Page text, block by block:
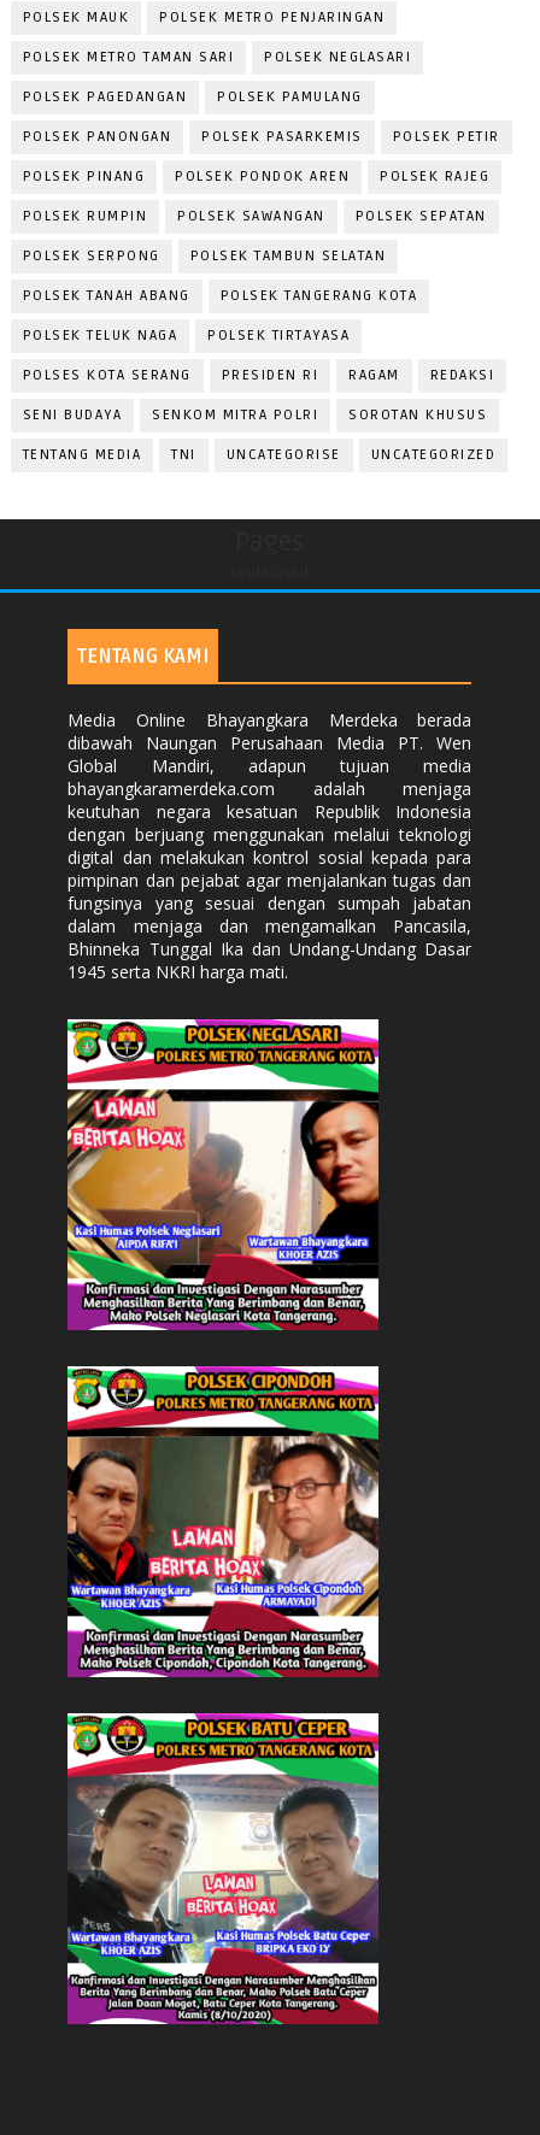
POLSEK MAUK POLSEK METRO PENJARINGAN
POLSEK METRO TAMAN SARI POLSEK NEGLASARI
POLSEK PAGEDANGAN POLSEK PAMULANG
POLSEK PANONGAN POLSEK PASARKEMIS POLSEK PETIR
POLSEK PINANG POLSEK PONDOK AREN POLSEK RAJEG
POLSEK RUMPIN POLSEK SAWANGAN POLSEK SEPATAN
POLSEK SERPONG POLSEK TAMBUN SELATAN
POLSEK TANAH ABANG POLSEK TANGERANG KOTA
POLSEK TELUK NAGA POLSEK TIRTAYASA
POLSES KOTA SERANG PRESIDEN RI RAGAM REDAKSI
SENI BUDAYA SENKOM MITRA POLRI SOROTAN KHUSUS
TENTANG MEDIA TNI UNCATEGORISE UNCATEGORIZED
TENTANG KAMI
Media Online Bhayangkara Merdeka berada
dibawah Naungan Perusahaan Media PT. Wen
Global Mandiri, adapun tujuan media
bhayangkaramerdeka.com adalah menjaga
keutuhan negara kesatuan Republik Indonesia
dengan berjuang menggunakan melalui teknologi
digital dan melakukan kontrol sosial kepada para
pimpinan dan pejabat agar menjalankan tugas dan
fungsinya yang sesuai dengan sumpah jabatan
dalam menjaga dan mengamalkan Pancasila,
Bhinneka Tunggal Ika dan Undang-Undang Dasar
1945 serta NKRI harga mati.